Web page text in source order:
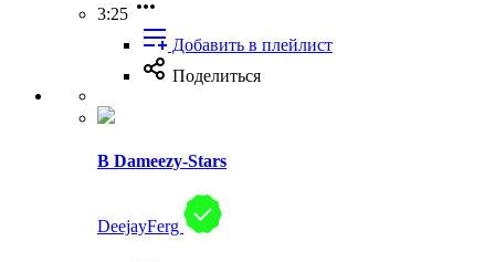
3:25
Добавить в плейлист
Поделиться
B Dameezy-Stars
DeejayFerg